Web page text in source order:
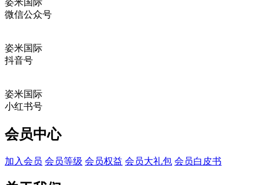
微信公众号
姿米国际
抖音号
姿米国际
小红书号
会员中心
加入会员 会员等级 会员权益 会员大礼包 会员白皮书